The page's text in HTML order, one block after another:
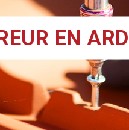
EN